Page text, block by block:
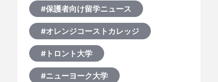
#保護者向け留学ニュース
#オレンジコーストカレッジ
#トロント大学
#ニューヨーク大学